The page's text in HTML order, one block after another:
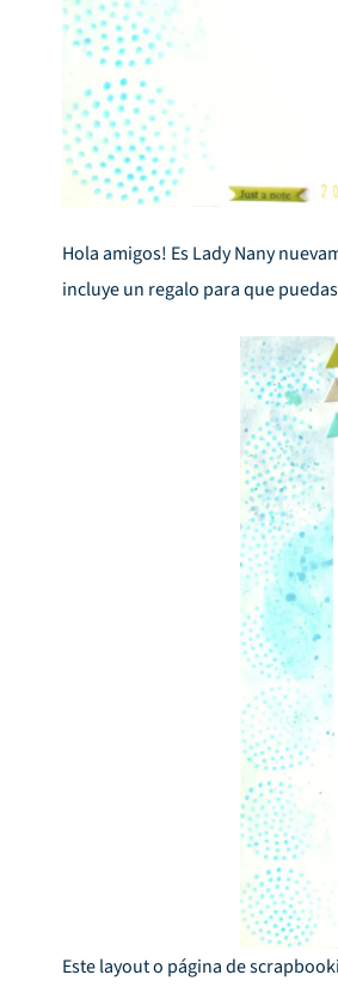
Hola amigos! EsLady Nany
incluye un regalo para que
Este layout o página de